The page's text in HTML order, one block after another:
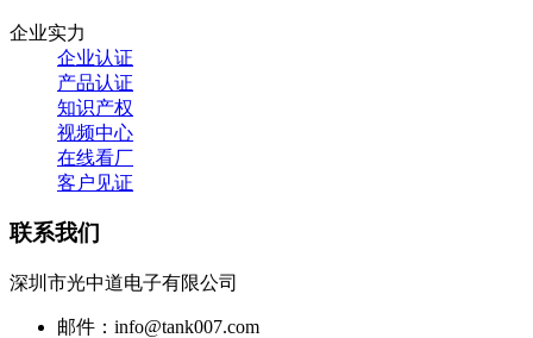
企业实力
企业认证
产品认证
知识产权
视频中心
在线看厂
客户见证
联系我们
深圳市光中道电子有限公司
邮件：info@tank007.com